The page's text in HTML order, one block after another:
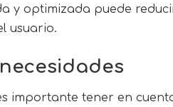
y optimizada puede
usuario.
importante tener en